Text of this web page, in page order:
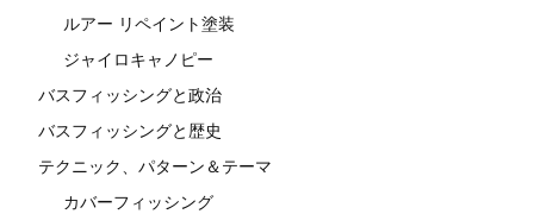
ルアー リペイント塗装
ジャイロキャノピー
バスフィッシングと政治
バスフィッシングと歴史
テクニック、パターン＆テーマ
カバーフィッシング